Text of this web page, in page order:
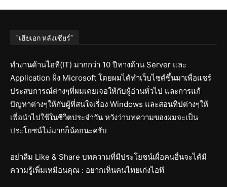
"เฮียเอก หลังเซียร์"
ทำงานด้านไอที(IT) มากกว่า 10 ปีทางด้าน Server และ
Application ฝั่ง Microsoft โดยผมได้ทำเว็บไซต์ขึ้นมาเพื่อแชร์
ประสบการณ์ต่างๆที่ผมเคยเจอให้กับผู้อ่านทั่วไป และการแก้
ปัญหาต่างๆให้กับผู้ที่สนใจเรื่อง Windows และสอนทิปต่างๆให้
เพื่อนำไปใช้ในชีวิตประจำวัน หวังว่าบทความของผมจะเป็น
ประโยชน์ไม่มากก็น้อยนะครับ
อย่าลืม Like & Share บทความที่มีประโยชน์เผื่อคนอื่นจะได้มี
ความรู้เพิ่มเหมือนคุณ : อยากเห็นคนไทยเก่งไอที